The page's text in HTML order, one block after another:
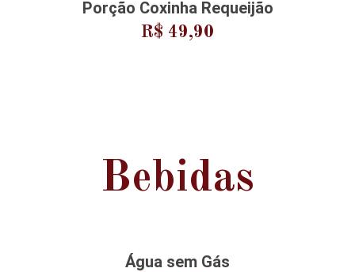
Porção Coxinha Requeijão
R$ 49,90
Bebidas
Água sem Gás